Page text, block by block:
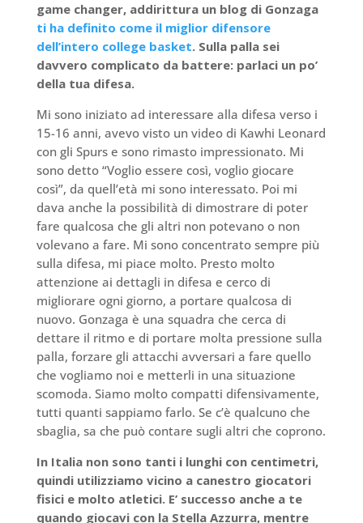
game changer, addirittura un blog di Gonzaga
ti ha definito come il miglior difensore
dell’intero college basket. Sulla palla sei
davvero complicato da battere: parlaci un po’
della tua difesa.
Mi sono iniziato ad interessare alla difesa verso i
15-16 anni, avevo visto un video di Kawhi Leonard
con gli Spurs e sono rimasto impressionato. Mi
sono detto “Voglio essere così, voglio giocare
così”, da quell’età mi sono interessato. Poi mi
dava anche la possibilità di dimostrare di poter
fare qualcosa che gli altri non potevano o non
volevano a fare. Mi sono concentrato sempre più
sulla difesa, mi piace molto. Presto molto
attenzione ai dettagli in difesa e cerco di
migliorare ogni giorno, a portare qualcosa di
nuovo. Gonzaga è una squadra che cerca di
dettare il ritmo e di portare molta pressione sulla
palla, forzare gli attacchi avversari a fare quello
che vogliamo noi e metterli in una situazione
scomoda. Siamo molto compatti difensivamente,
tutti quanti sappiamo farlo. Se c’è qualcuno che
sbaglia, sa che può contare sugli altri che coprono.
In Italia non sono tanti i lunghi con centimetri,
quindi utilizziamo vicino a canestro giocatori
fisici e molto atletici. E’ successo anche a te
quando giocavi con la Stella Azzurra, mentre